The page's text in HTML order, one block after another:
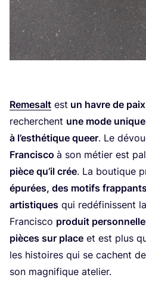
Reme­salt est un havre de paix
recherchent une mode
à l’es­thé­tique queer. Le
Fran­cis­co à son métier est
pièce qu’il crée. La bou­tique
épu­rées, des motifs
artis­tiques qui redé­fi­nissent
Fran­cis­co pro­duit
pièces sur place et est plus
les his­toires qui se cachent
son magni­fique atelier.